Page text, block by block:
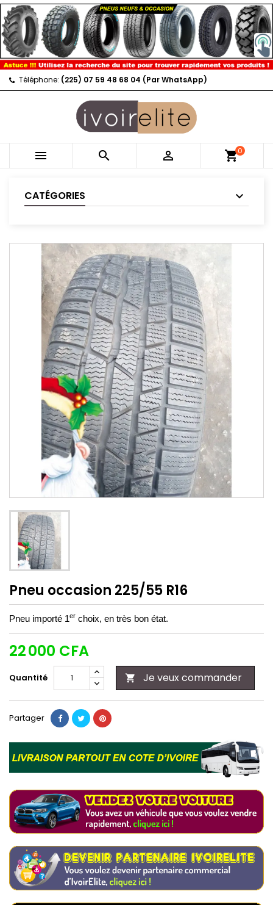
Téléphone: (225) 07 59 48 68 04 (Par WhatsApp)
   shopping_cart0
CATÉGORIES
Pneu occasion 225/55 R16
Pneu importé 1er choix, en très bon état.
22 000 CFA
Quantité  Je veux commander
Partager